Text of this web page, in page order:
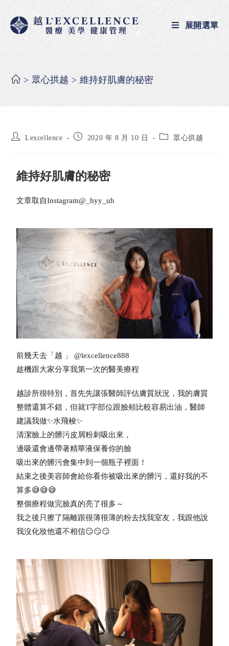
展開選單
> 眾心拱越 > 維持好肌膚的秘密
Lexcellence 2020 年 8 月 10 日 眾心拱越
維持好肌膚的秘密
文章取自Instagram@_hyy_uh
前幾天去「越 」 @lexcellence888
趁機跟大家分享我第一次的醫美療程
越診所很特別，首先先讓張醫師評估膚質狀況，我的膚質
整體還算不錯，但就T字部位跟臉頰比較容易出油，醫師
建議我做✨水飛梭✨
清潔臉上的髒污皮屑粉刺吸出來，
邊吸還會邊帶著精華液保養你的臉
吸出來的髒污會集中到一個瓶子裡面！
結束之後美容師會給你看你被吸出來的髒污，還好我的不
算多😅😅😅
整個療程做完臉真的亮了很多～
我之後只擦了隔離跟很薄很薄的粉去找我室友，我跟他說
我沒化妝他還不相信😏😏😏